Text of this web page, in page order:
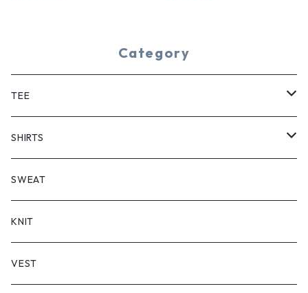
Category
TEE
SHORT SLEEVE
LONG SLEEVE
SHIRTS
SHORT SLEEVE
LONG SLEEVE
SWEAT
KNIT
VEST